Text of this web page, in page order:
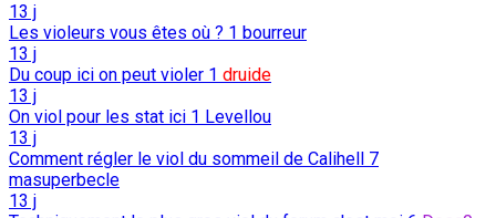
13 j
Les violeurs vous êtes où ? 1 bourreur
13 j
Du coup ici on peut violer 1 druide
13 j
On viol pour les stat ici 1 Levellou
13 j
Comment régler le viol du sommeil de Calihell 7
masuperbecle
13 j